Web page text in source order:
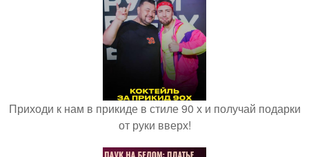
Приходи к нам в прикиде в стиле 90 х и получай подарки
от руки вверх!